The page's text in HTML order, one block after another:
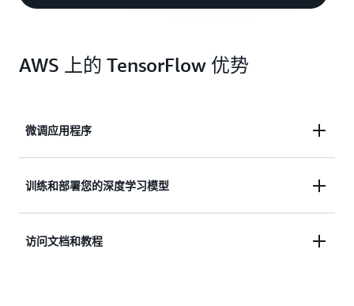
AWS 上的 TensorFlow 优势
微调应用程序
利用可视化工具（包括直方图和图形）微调应用程
训练和部署您的深度学习模型
以最佳性价比安全地在 AWS 上训练和部署深度学习
访问文档和教程